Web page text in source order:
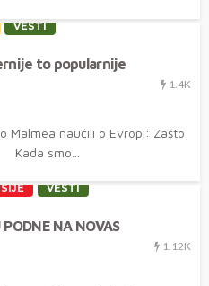
VESTI
to popularnije
1.4K
Malmea naučili o Evropi: Zašto
smo...
VESTI
NA NOVAS
1.12K